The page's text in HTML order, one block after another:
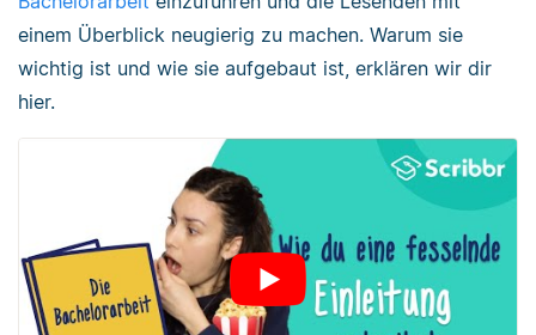
einem Überblick neugierig zu machen. Warum sie
wichtig ist und wie sie aufgebaut ist, erklären wir dir
hier.